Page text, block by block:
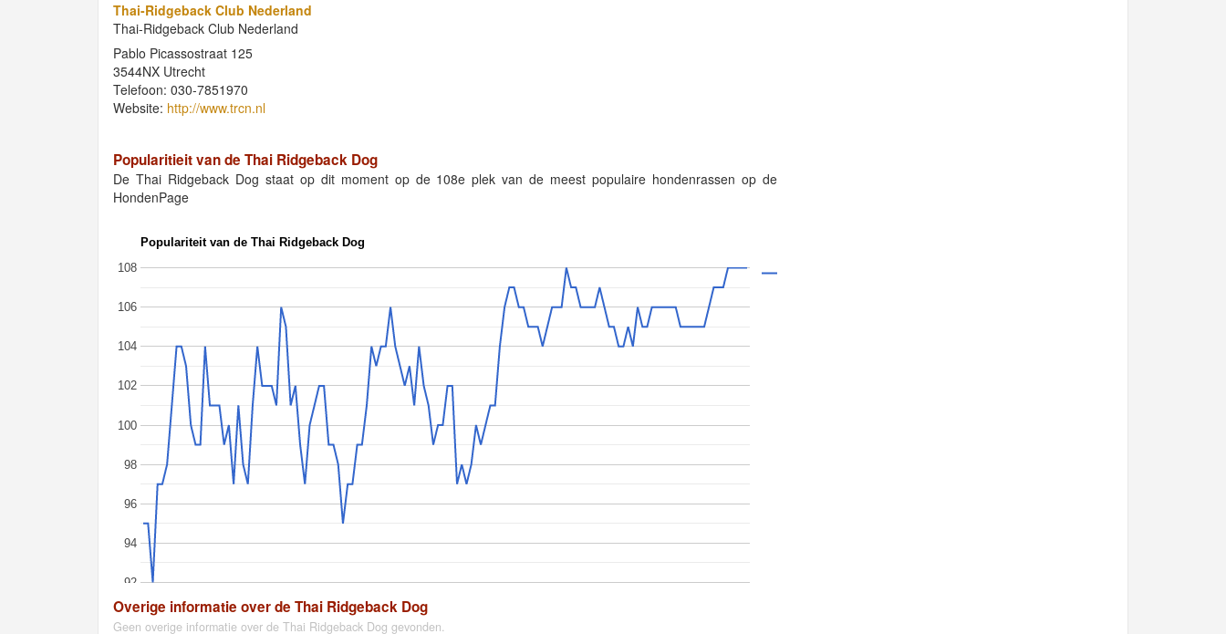
Thai-Ridgeback Club Nederland
Thai-Ridgeback Club Nederland
Pablo Picassostraat 125
3544NX Utrecht
Telefoon: 030-7851970
Website: http://www.trcn.nl
Popularitieit van de Thai Ridgeback Dog
De Thai Ridgeback Dog staat op dit moment op de 108e plek van de meest populaire hondenrassen op de
HondenPage
Populariteit van de Thai Ridgeback Dog
92
94
96
98
100
102
104
106
108
Overige informatie over de Thai Ridgeback Dog
Geen overige informatie over de Thai Ridgeback Dog gevonden.